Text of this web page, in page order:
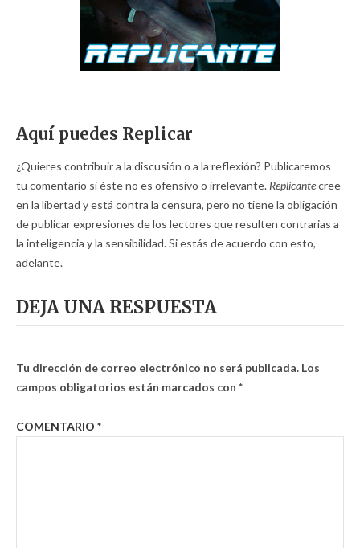
Aquí puedes Replicar
¿Quieres contribuir a la discusión o a la reflexión? Publicaremos
tu comentario si éste no es ofensivo o irrelevante. Replicantecree
en la libertad y está contra la censura, pero no tiene la obligación
de publicar expresiones de los lectores que resulten contrarias a
la inteligencia y la sensibilidad. Si estás de acuerdo con esto,
adelante.
DEJA UNA RESPUESTA
Tu dirección de correo electrónico no será publicada. Los
campos obligatorios están marcados con *
COMENTARIO *